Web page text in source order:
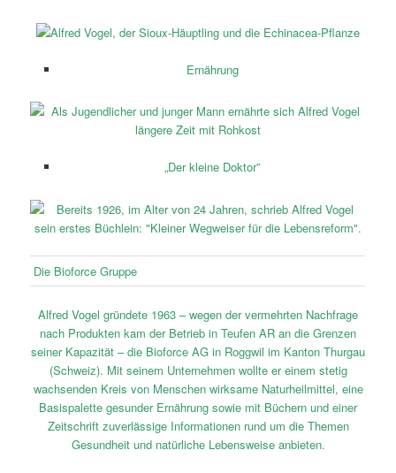
Ernährung
„Der kleine Doktor”
Die Bioforce Gruppe
Alfred Vogel gründete 1963 – wegen der vermehrten Nachfrage
nach Produkten kam der Betrieb in Teufen AR an die Grenzen
seiner Kapazität – die Bioforce AG in Roggwil im Kanton Thurgau
(Schweiz). Mit seinem Unternehmen wollte er einem stetig
wachsenden Kreis von Menschen wirksame Naturheilmittel, eine
Basispalette gesunder Ernährung sowie mit Büchern und einer
Zeitschrift zuverlässige Informationen rund um die Themen
Gesundheit und natürliche Lebensweise anbieten.